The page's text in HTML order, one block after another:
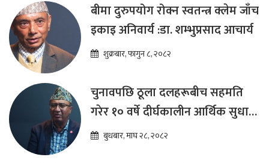
बीमा दुरुपयोग रोक्न स्वतन्त्र क्लेम जाँच
इकाइ अनिवार्य :डा. शम्भुप्रसाद आचार्य
शुक्रबार, फागुन ८, २०८२
चुनावपछि ठूला दलहरूबीच सहमति
गरेर १० वर्षे दीर्घकालीन आर्थिक सुधार
कार्यक्रम ल्याउनुपर्छ : हेमराज ढकाल
बुधबार, माघ २८, २०८२